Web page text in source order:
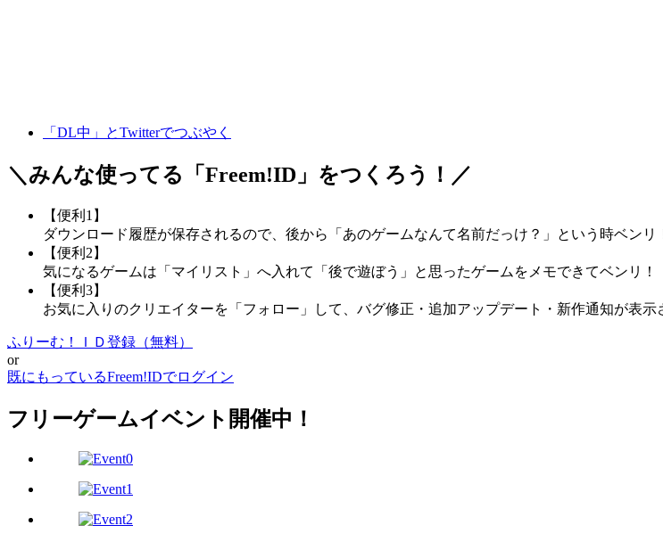
「DL中」とTwitterでつぶやく
＼みんな使ってる「 Freem!ID 」をつくろう！／
【便利1】
ダウンロード履歴が保存されるので、後から「あのゲームなんて名前だっけ？」という時ベンリ
【便利2】
気になるゲームは「マイリスト」へ入れて「後で遊ぼう」と思ったゲームをメモできてベンリ！
【便利3】
お気に入りのクリエイターを「フォロー」して、バグ修正・追加アップデート・新作通知が表示
ふりーむ！ＩＤ登録（無料）
or
既にもっているFreem!IDでログイン
フリーゲームイベント開催中！